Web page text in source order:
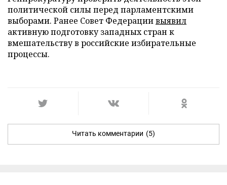
политической силы перед парламентскими
выборами. Ранее Совет Федерациивыявил
активную подготовку западных стран к
вмешательству в российские избирательные
процессы.
Читать комментарии (5)